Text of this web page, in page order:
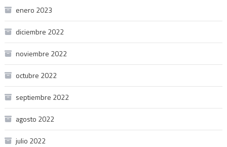
enero 2023
diciembre 2022
noviembre 2022
octubre 2022
septiembre 2022
agosto 2022
julio 2022